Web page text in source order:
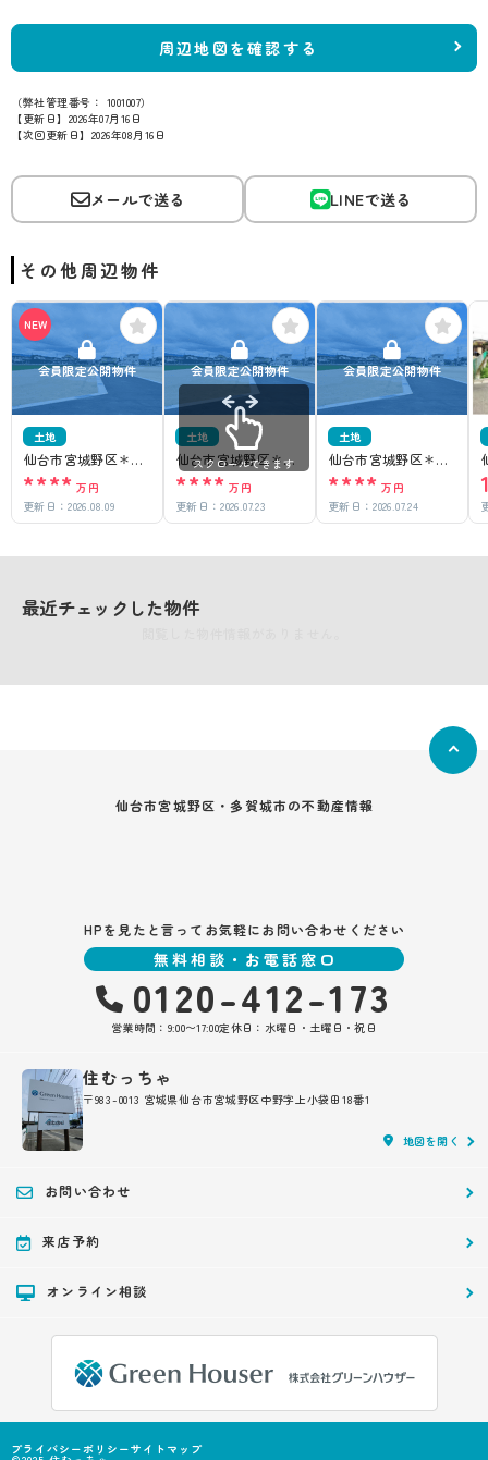
周辺地図を確認する
（弊社管理番号： 1001007）
【更新日】2026年07月16日
【次回更新日】2026年08月16日
メールで送る LINEで送る
その他周辺物件
会員限定公開物件
NEW
土地
仙台市宮城野区＊＊
＊＊
**** 万円
更新日：2026.08.09
会員限定公開物件
土地
仙台市宮城野区＊＊
＊＊
****万円
更新日：2026.07.23
会員限定公開物件
土地
仙台市宮城野区＊＊
＊＊
**** 万円
更新日：2026.07.24
スクロールできます
最近チェックした物件
仙台市宮城野区・多賀城市の不動産情報
HPを見たと言ってお気軽にお問い合わせください
無料相談・お電話窓口
0120-412-173
営業時間：9:00〜17:00定休日：水曜日・土曜日・祝日
住むっちゃ
〒983-0013 宮城県仙台市宮城野区中野字上小袋田18番1
地図を開く
お問い合わせ
来店予約
オンライン相談
プライバシーポリシーサイトマップ